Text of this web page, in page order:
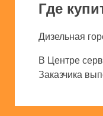
Где
Дизельная
В Центре
Заказчика